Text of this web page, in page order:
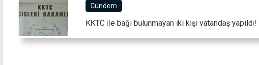
Gündem
KKTC ile bağı bulunmayan iki kişi vatandaş yapıldı!